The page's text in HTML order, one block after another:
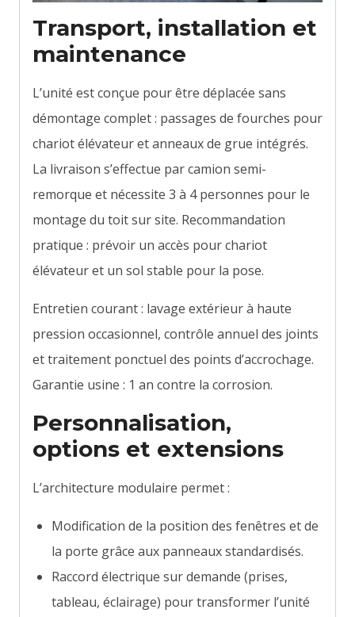
Transport, installation et
maintenance
L’unité est conçue pour être déplacée sans
démontage complet : passages de fourches pour
chariot élévateur et anneaux de grue intégrés.
La livraison s’effectue par camion semi-
remorque et nécessite 3 à 4 personnes pour le
montage du toit sur site. Recommandation
pratique : prévoir un accès pour chariot
élévateur et un sol stable pour la pose.
Entretien courant : lavage extérieur à haute
pression occasionnel, contrôle annuel des joints
et traitement ponctuel des points d’accrochage.
Garantie usine : 1 an contre la corrosion.
Personnalisation,
options et extensions
L’architecture modulaire permet :
Modification de la position des fenêtres et de
la porte grâce aux panneaux standardisés.
Raccord électrique sur demande (prises,
tableau, éclairage) pour transformer l’unité